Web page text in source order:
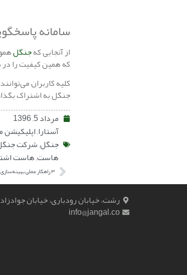
سامانه
از آنجایی کهجنگل
که همین کیفیت را
کلیه کاربران
جنگل به اشتراک
مرداد 5, 1396
آستارا,اپلیکیشن
جنگل,شرکت
هاست,هاست
۳ راهکار عملی بهینه‌سازی موتور جستجو (سئو)
رشت، خیابان رودباری، خیابان
info@jangal.co